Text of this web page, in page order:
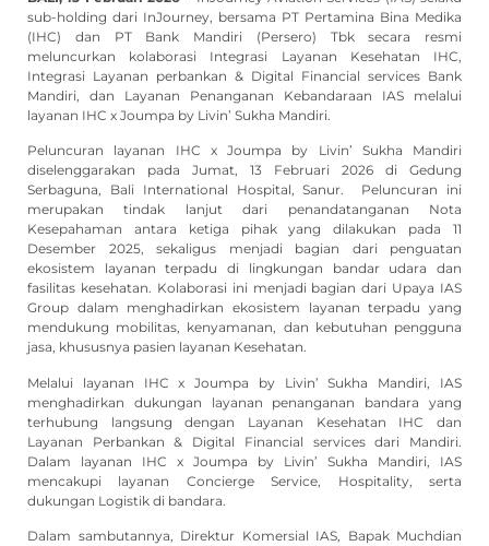
sub-holding dari InJourney, bersama PT Pertamina Bina Medika
(IHC) dan PT Bank Mandiri (Persero) Tbk secara resmi
meluncurkan kolaborasi Integrasi Layanan Kesehatan IHC,
Integrasi Layanan perbankan & Digital Financial services Bank
Mandiri, dan Layanan Penanganan Kebandaraan IAS melalui
layanan IHC x Joumpa by Livin’ Sukha Mandiri.
Peluncuran layanan IHC x Joumpa by Livin’ Sukha Mandiri
diselenggarakan pada Jumat, 13 Februari 2026 di Gedung
Serbaguna, Bali International Hospital, Sanur. Peluncuran ini
merupakan tindak lanjut dari penandatanganan Nota
Kesepahaman antara ketiga pihak yang dilakukan pada 11
Desember 2025, sekaligus menjadi bagian dari penguatan
ekosistem layanan terpadu di lingkungan bandar udara dan
fasilitas kesehatan. Kolaborasi ini menjadi bagian dari Upaya IAS
Group dalam menghadirkan ekosistem layanan terpadu yang
mendukung mobilitas, kenyamanan, dan kebutuhan pengguna
jasa, khususnya pasien layanan Kesehatan.
Melalui layanan IHC x Joumpa by Livin’ Sukha Mandiri, IAS
menghadirkan dukungan layanan penanganan bandara yang
terhubung langsung dengan Layanan Kesehatan IHC dan
Layanan Perbankan & Digital Financial services dari Mandiri.
Dalam layanan IHC x Joumpa by Livin’ Sukha Mandiri, IAS
mencakupi layanan Concierge Service, Hospitality, serta
dukungan Logistik di bandara.
Dalam sambutannya, Direktur Komersial IAS, Bapak Muchdian